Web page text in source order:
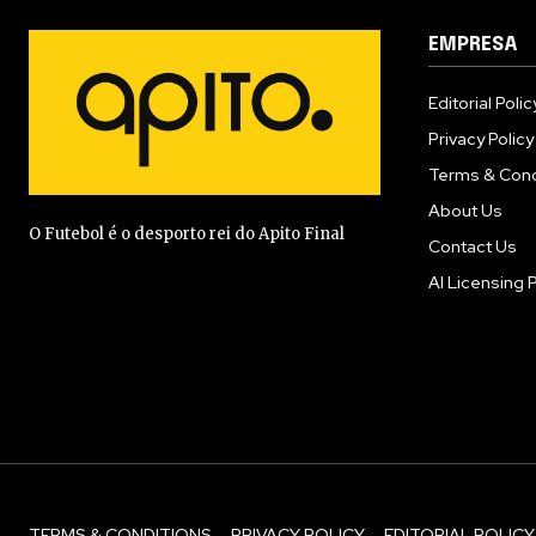
O Futebol é o desporto rei do Apito Final
EMPRESA
Editorial
Privacy Policy
Terms &
About Us
Contact Us
AI Licensing